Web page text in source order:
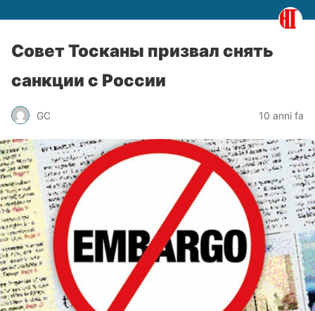
Совет Тосканы призвал снять
санкции с России
GC 10 anni fa